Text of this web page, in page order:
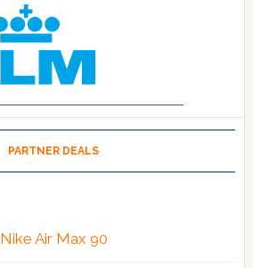
PARTNER DEALS
Nike Air Max 90